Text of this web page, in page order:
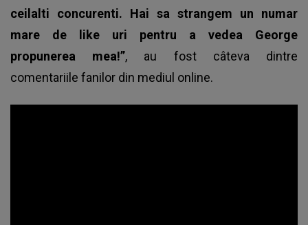
ceilalti concurenti. Hai sa strangem un numar
mare de like uri pentru a vedea George
propunerea mea!”, au fost câteva dintre
comentariile fanilor din mediul online.